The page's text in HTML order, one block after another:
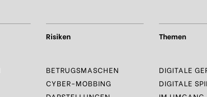
Risiken
BETRUGSMASCHEN
CYBER-MOBBING
Themen
DIGITALE
DIGITALE